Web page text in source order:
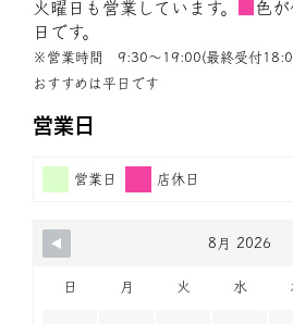
火曜日も営業しています。
色
日です。
※営業時間 9:30〜19:00(最終受付
おすすめは平日です
営業日
営業日 店休日
8月 2026
日 月 火 水